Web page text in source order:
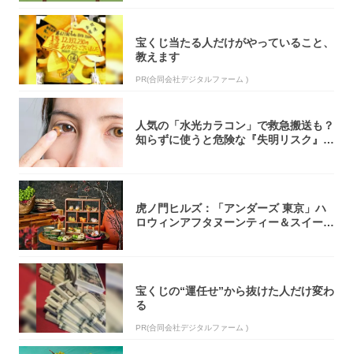
宝くじ当たる人だけがやっていること、
教えます
PR(合同会社デジタルファーム )
人気の「水光カラコン」で救急搬送も？
知らずに使うと危険な『失明リスク』と
虎ノ門ヒルズ：「アンダーズ 東京」ハ
ロウィンアフタヌーンティー＆スイーツ
宝くじの“運任せ”から抜けた人だけ変わ
る
PR(合同会社デジタルファーム )